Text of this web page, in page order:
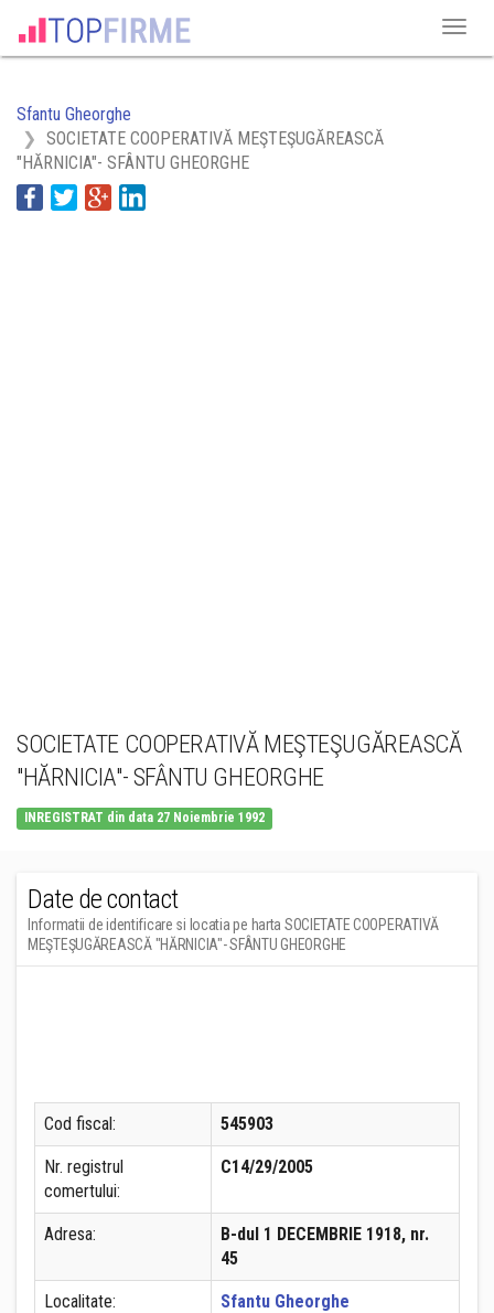
Sfantu Gheorghe
SOCIETATE COOPERATIVĂ MEŞTEŞUGĂREASCĂ
"HĂRNICIA"- SFÂNTU GHEORGHE
SOCIETATE COOPERATIVĂ MEŞTEŞUGĂREASCĂ
"HĂRNICIA"- SFÂNTU GHEORGHE
INREGISTRAT din data 27 Noiembrie 1992
Date de contact
Informatii de identificare si locatia pe harta SOCIETATE COOPERATIVĂ
MEŞTEŞUGĂREASCĂ "HĂRNICIA"- SFÂNTU GHEORGHE
Cod fiscal: 545903
Nr. registrul
comertului:
C14/29/2005
Adresa:
B-dul 1 DECEMBRIE 1918, nr.
45
Localitate: Sfantu Gheorghe